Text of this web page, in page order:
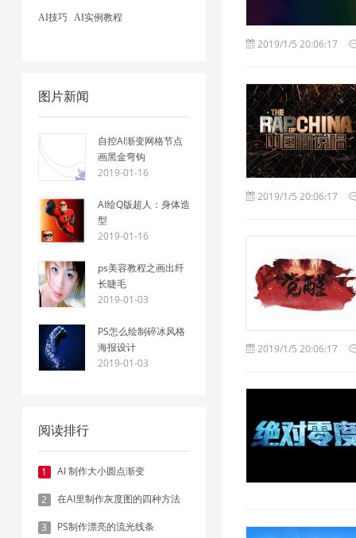
AI技巧 AI实例教程
图片新闻
自控AI渐变网格节点
画黑金弯钩
2019-01-16
AI绘Q版超人：身体造
型
2019-01-16
ps美容教程之画出纤
长睫毛
2019-01-03
PS怎么绘制碎冰风格
海报设计
2019-01-03
阅读排行
1 AI 制作大小圆点渐变
2 在AI里制作灰度图的四种方法
3 PS制作漂亮的流光线条
2019/1/5 20:06:17
2019/1/5 20:06:17
2019/1/5 20:06:17